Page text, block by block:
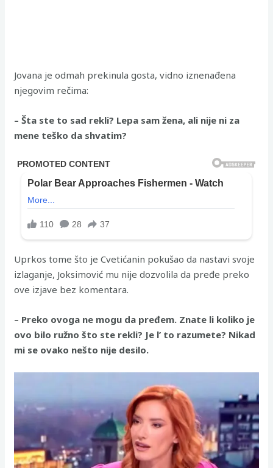
Jovana je odmah prekinula gosta, vidno iznenađena
njegovim rečima:
– Šta ste to sad rekli? Lepa sam žena, ali nije ni za
mene teško da shvatim?
Uprkos tome što je Cvetićanin pokušao da nastavi svoje
izlaganje, Joksimović mu nije dozvolila da pređe preko
ove izjave bez komentara.
– Preko ovoga ne mogu da pređem. Znate li koliko je
ovo bilo ružno što ste rekli? Je l’ to razumete? Nikad
mi se ovako nešto nije desilo.